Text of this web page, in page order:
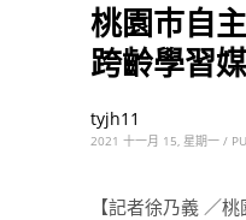
桃園巿自
跨齡學習
tyjh11
2021 十一月 15, 星期一 /
【記者徐乃義 ／